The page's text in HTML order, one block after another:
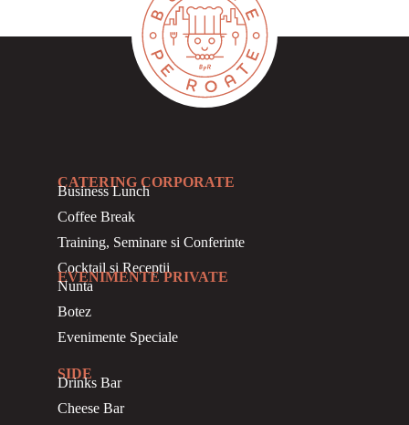
CATERING CORPORATE
BusinessLunch
Coffee Break
Training, Seminare si Conferinte
Cocktail si Receptii
EVENIMENTE PRIVATE
Nunta
Botez
Evenimente Speciale
SIDE
Drinks Bar
Cheese Bar